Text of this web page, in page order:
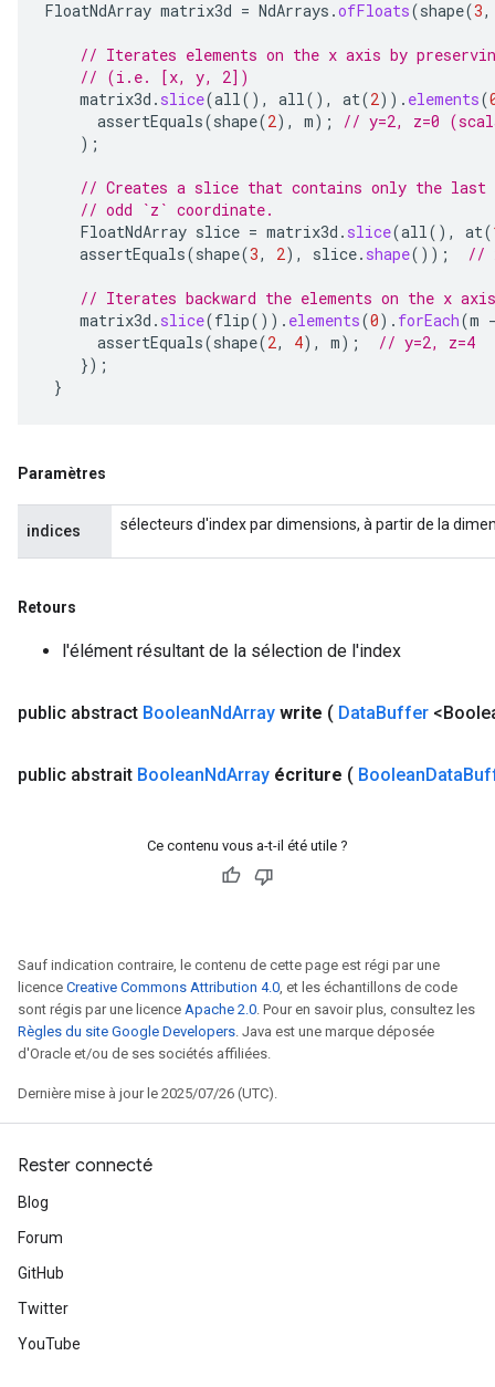
FloatNdArray matrix3d = NdArrays .ofFloats(shape(3,
// Iterates elements on the x axis by
// (i.e. [x, y, 2])
matrix3d . slice(all(), all(), at(2)). elements(
assertEquals(shape(2), m);
// y=2, z=0
);
// Creates a slice that contains only the last
// odd `z` coordinate.
FloatNdArray slice = matrix3d . slice(all(), at(
assertEquals(shape(3, 2), slice. shape()); //
// Iterates backward the elements on the x axis
matrix3d . slice(flip()). elements(0). forEach(m
assertEquals(shape(2, 4), m);
// y=2, z=4
});
}
Paramètres
indices sélecteurs d'index par dimensions, à partir de la
Retours
l'élément résultant de la sélection de l'index
public abstract BooleanNdArray write ( DataBuffer
public abstrait BooleanNdArray écriture ( BooleanData
Ce contenu vous a-t-il été utile ?
Sauf indication contraire, le contenu de cette page est régi par une
licence Creative Commons Attribution 4.0, et les échantillons de code
sont régis par une licence Apache 2.0. Pour en savoir plus, consultez les
Règles du site Google Developers. Java est une marque déposée
d'Oracle et/ou de ses sociétés affiliées.
Dernière mise à jour le 2025/07/26 (UTC).
Rester connecté
Blog
Forum
GitHub
Twitter
YouTube